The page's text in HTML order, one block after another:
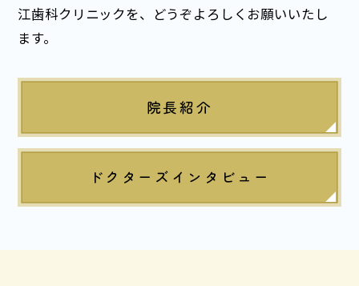
江歯科クリニックを、どうぞよろしくお願いいたし
ます。
院長紹介
ドクターズインタビュー